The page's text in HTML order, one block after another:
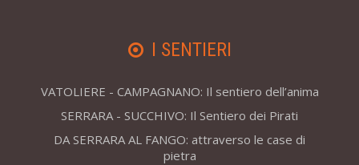
I SENTIERI
VATOLIERE - CAMPAGNANO: Il sentiero dell’anima
SERRARA - SUCCHIVO: Il Sentiero dei Pirati
DA SERRARA AL FANGO: attraverso le case di
pietra